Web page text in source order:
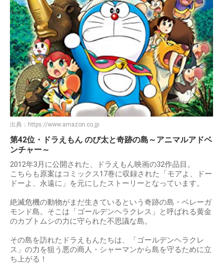
出典： https://www.amazon.co.jp
第42位・ドラえもん のび太と奇跡の島～アニマルアドベ
ンチャー～
2012年3月に公開された、ドラえもん映画の32作品目。
こちらも原案はコミックス17巻に収録された「モアよ、ドー
ドーよ、永遠に」を元にしたストーリーとなっています。
絶滅危機の動物がまだ生きているという奇跡の島・ベレーガ
モンド島。そこは「ゴールデンヘラクレス」と呼ばれる黄金
のカブトムシの力に守られた不思議な島。
その島を訪れたドラえもんたちは、「ゴールデンヘラクレ
ス」の力を狙う悪の商人・シャーマンから島を守るために立
ち上がる！